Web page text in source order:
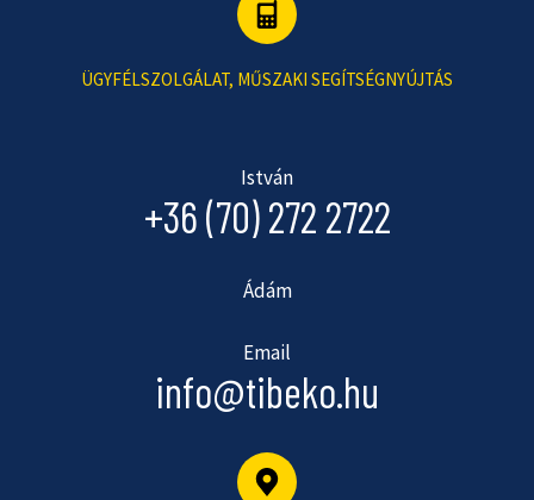
ÜGYFÉLSZOLGÁLAT, MŰSZAKI SEGÍTSÉGNYÚJTÁS
István
+36 (70) 272 2722
Ádám
Email
info@tibeko.hu